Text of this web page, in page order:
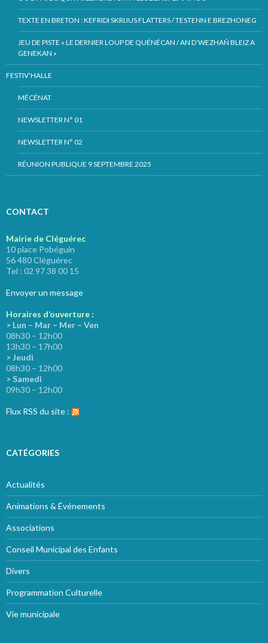
TEXTE EN BRETON : KEFRIDI SKRIJUS FLATTERS / TESTENN E BREZHONEG
JEU DE PISTE « LE DERNIER LOUP DE QUÉNÉCAN / AN D’WEZHAÑ BLEIZ A
GENEKAN »
FESTIV’HALLE
MÉCÉNAT
NEWSLETTER N° 01
NEWSLETTER N° 02
RÉUNION PUBLIQUE 9 SEPTEMBRE 2025
CONTACT
Mairie de Cléguérec
10 place Pobéguin
56 480 Cléguérec
Tel : 02 97 38 00 15
Envoyer un message
Horaires d’ouverture :
> Lun – Mar – Mer – Ven
08h30 – 12h00
13h30 – 17h00
> Jeudi
08h30 – 12h00
> Samedi
09h30 – 12h00
Flux RSS du site :
CATÉGORIES
Actualités
Animations & Événements
Associations
Conseil Municipal des Enfants
Divers
Programmation Culturelle
Vie municipale